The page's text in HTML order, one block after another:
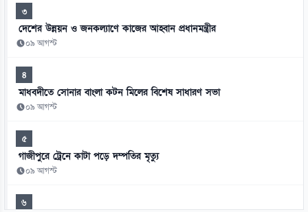
৩
দেশের উন্নয়ন ও জনকল্যাণে কাজের আহ্বান প্রধানমন্ত্রীর
০৯ আগস্ট
৪
মাধবদীতে সোনার বাংলা কটন মিলের বিশেষ সাধারণ সভা
০৯ আগস্ট
৫
গাজীপুরে ট্রেনে কাটা পড়ে দম্পতির মৃত্যু
০৯ আগস্ট
৬